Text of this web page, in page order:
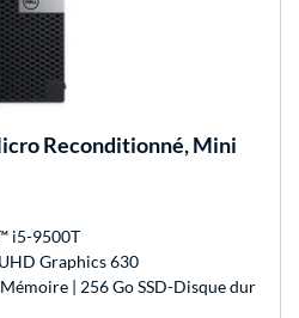
Reconditionné, Mini
i5-9500T
Graphics 630
| 256 Go SSD-Disque dur